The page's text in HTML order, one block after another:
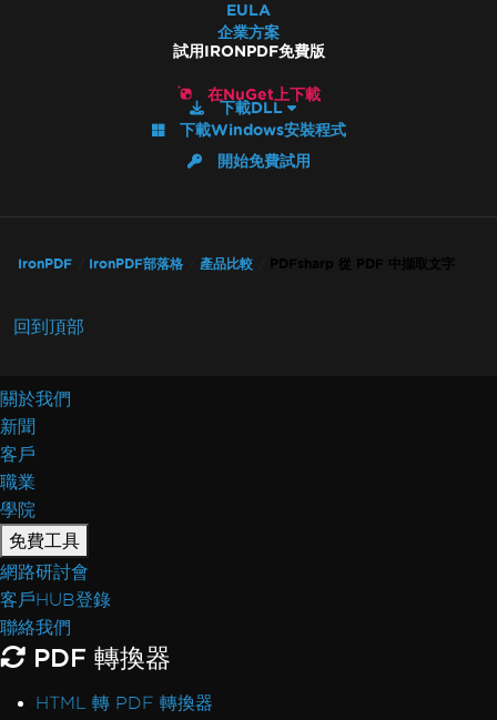
EULA
企業方案
試用IRONPDF免費版
在NuGet上下載
下載DLL
下載Windows安裝程式
開始免費試用
IronPDF IronPDF部落格 產品比較 PDFsharp 從 PDF 中擷取文字
回到頂部
關於我們
新聞
客戶
職業
學院
免費工具
網路研討會
客戶HUB登錄
聯絡我們
PDF 轉換器
HTML 轉 PDF 轉換器